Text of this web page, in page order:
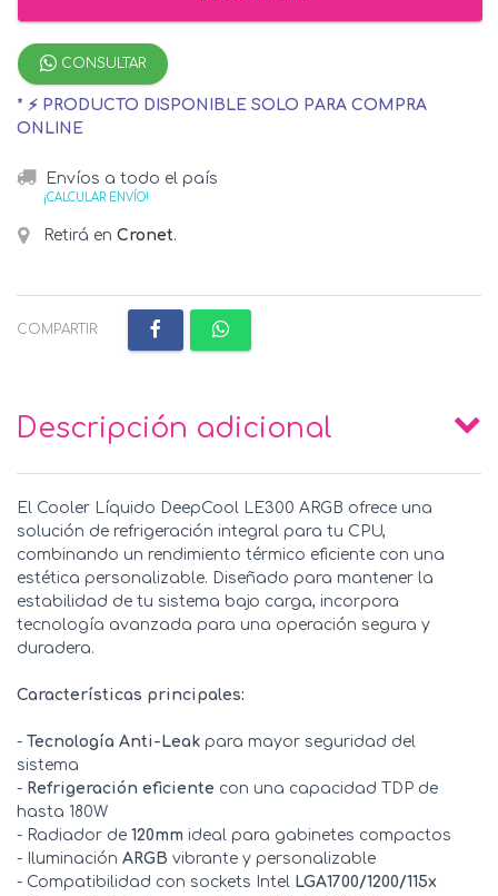
CONSULTAR
* ⚡ PRODUCTO DISPONIBLE SOLO PARA COMPRA
ONLINE
Envíos a todo el país
¡CALCULAR ENVÍO!
Retirá en Cronet.
COMPARTIR:
Descripción adicional
El Cooler Líquido DeepCool LE300 ARGB ofrece una
solución de refrigeración integral para tu CPU,
combinando un rendimiento térmico eficiente con una
estética personalizable. Diseñado para mantener la
estabilidad de tu sistema bajo carga, incorpora
tecnología avanzada para una operación segura y
duradera.
Características principales:
- Tecnología Anti-Leak para mayor seguridad del
sistema
- Refrigeración eficiente con una capacidad TDP de
hasta 180W
- Radiador de 120mm ideal para gabinetes compactos
- Iluminación ARGB vibrante y personalizable
- Compatibilidad con sockets Intel LGA1700/1200/115x